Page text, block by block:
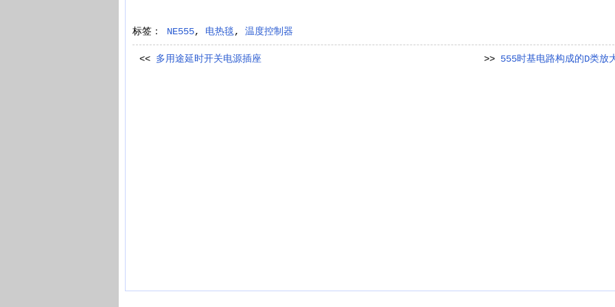
标签： NE555, 电热毯,温度控制器
<< 多用途延时开关电源插座 >> 555时基电路构成的D类放